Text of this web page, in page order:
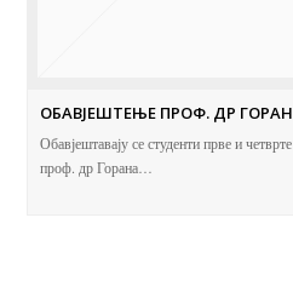
ОБАВЈЕШТЕЊЕ ПРОФ. ДР
Обавјештавају се студенти прве и
проф. др Горана…